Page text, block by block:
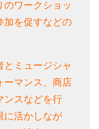
のワークショッ
加を促すなどの
とミュージシャ
ーマンス、商店
ンスなどを行
に活かしなが